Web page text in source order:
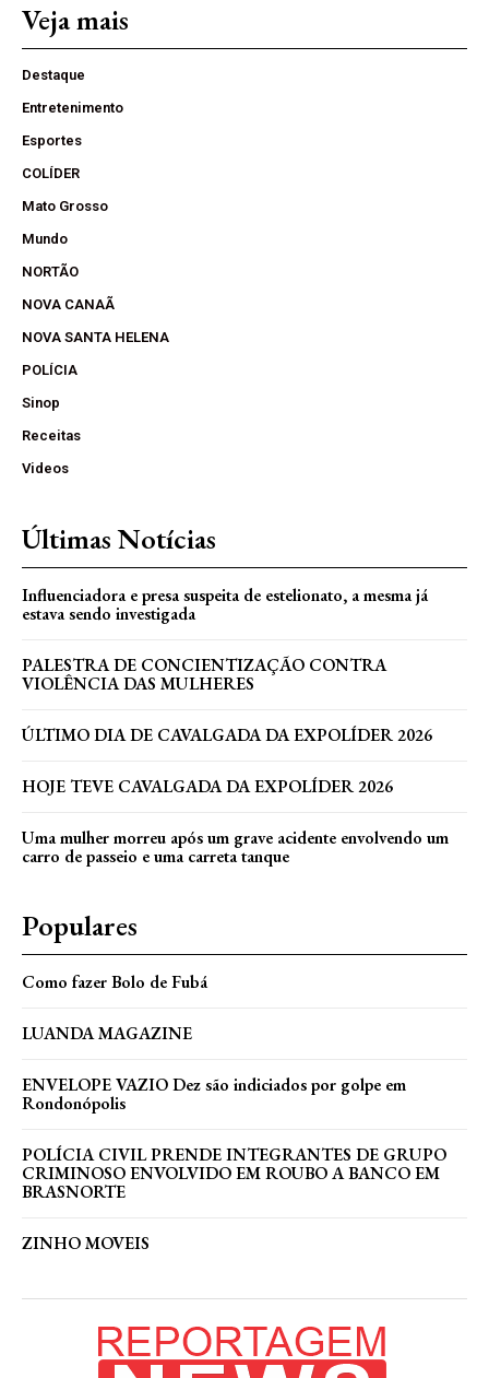
Veja mais
Destaque
Entretenimento
Esportes
COLÍDER
Mato Grosso
Mundo
NORTÃO
NOVA CANAÃ
NOVA SANTA HELENA
POLÍCIA
Sinop
Receitas
Videos
Últimas Notícias
Influenciadora e presa suspeita de estelionato, a mesma já
estava sendo investigada
PALESTRA DE CONCIENTIZAÇÃO CONTRA
VIOLÊNCIA DAS MULHERES
ÚLTIMO DIA DE CAVALGADA DA EXPOLÍDER 2026
HOJE TEVE CAVALGADA DA EXPOLÍDER 2026
Uma mulher morreu após um grave acidente envolvendo um
carro de passeio e uma carreta tanque
Populares
Como fazer Bolo de Fubá
LUANDA MAGAZINE
ENVELOPE VAZIO Dez são indiciados por golpe em
Rondonópolis
POLÍCIA CIVIL PRENDE INTEGRANTES DE GRUPO
CRIMINOSO ENVOLVIDO EM ROUBO A BANCO EM
BRASNORTE
ZINHO MOVEIS